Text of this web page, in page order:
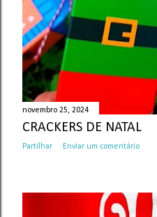
novembro 25, 2024
CRACKERS DE NATAL
Partilhar Enviar um comentário